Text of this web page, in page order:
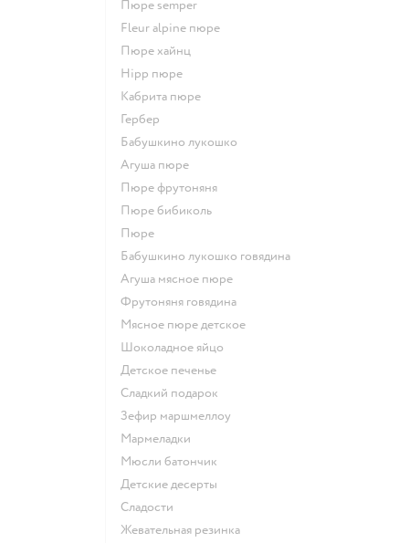
пюре semper
fleur alpine пюре
пюре хайнц
hipp пюре
кабрита пюре
гербер
бабушкино лукошко
агуша пюре
пюре фрутоняня
пюре бибиколь
пюре
бабушкино лукошко говядина
агуша мясное пюре
фрутоняня говядина
мясное пюре детское
шоколадное яйцо
детское печенье
сладкий подарок
зефир маршмеллоу
мармеладки
мюсли батончик
детские десерты
сладости
жевательная резинка